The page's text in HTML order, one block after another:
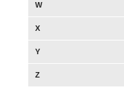
W
X
Y
Z